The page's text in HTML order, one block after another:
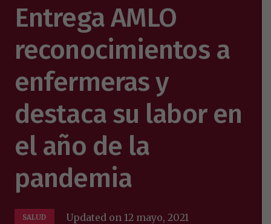
Entrega AMLO
reconocimientos a
enfermeras y
destaca su labor en
el año de la
pandemia
SALUD Updated on 12 mayo, 2021